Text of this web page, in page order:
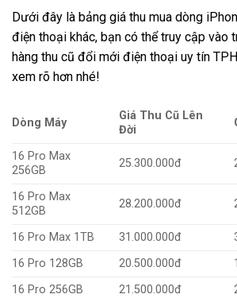
Dưới đây là bảng giá thu mua dòng
điện thoại khác, bạn có thể truy cập vào
hàng thu cũ đổi mới điện thoại uy tín
xem rõ hơn nhé!
Dòng Máy
Giá Thu Cũ Lên
Đời
16 Pro Max
256GB
25.300.000đ
16 Pro Max
512GB
28.200.000đ
16 Pro Max 1TB 31.000.000đ
16 Pro 128GB
20.500.000đ
16 Pro 256GB
21.500.000đ